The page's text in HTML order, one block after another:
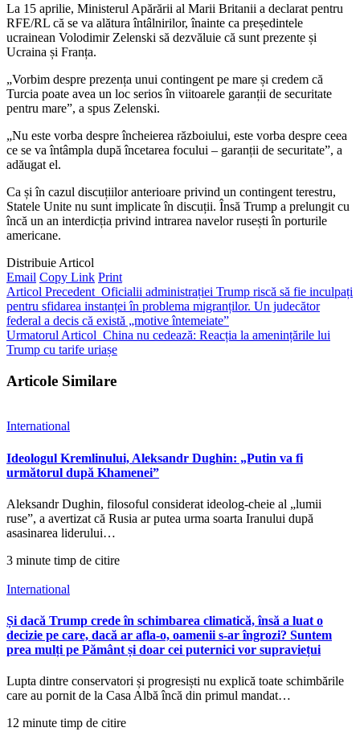
La 15 aprilie, Ministerul Apărării al Marii Britanii a declarat pentru
RFE/RL că se va alătura întâlnirilor, înainte ca președintele
ucrainean Volodimir Zelenski să dezvăluie că sunt prezente și
Ucraina și Franța.
„Vorbim despre prezența unui contingent pe mare și credem că
Turcia poate avea un loc serios în viitoarele garanții de securitate
pentru mare”, a spus Zelenski.
„Nu este vorba despre încheierea războiului, este vorba despre ceea
ce se va întâmpla după încetarea focului – garanții de securitate”, a
adăugat el.
Ca și în cazul discuțiilor anterioare privind un contingent terestru,
Statele Unite nu sunt implicate în discuții. Însă Trump a prelungit cu
încă un an interdicția privind intrarea navelor rusești în porturile
americane.
Distribuie Articol
Email Copy Link Print
Articol Precedent Oficialii administrației Trump riscă să fie inculpați
pentru sfidarea instanței în problema migranților. Un judecător
federal a decis că există „motive întemeiate”
Urmatorul Articol China nu cedează: Reacția la amenințările lui
Trump cu tarife uriașe
Articole Similare
International
Ideologul Kremlinului, Aleksandr Dughin: „Putin va fi
următorul după Khamenei”
Aleksandr Dughin, filosoful considerat ideolog-cheie al „lumii
ruse”, a avertizat că Rusia ar putea urma soarta Iranului după
asasinarea liderului…
3 minute timp de citire
International
Și dacă Trump crede în schimbarea climatică, însă a luat o
decizie pe care, dacă ar afla-o, oamenii s-ar îngrozi? Suntem
prea mulți pe Pământ și doar cei puternici vor supraviețui
Lupta dintre conservatori și progresiști nu explică toate schimbările
care au pornit de la Casa Albă încă din primul mandat…
12 minute timp de citire